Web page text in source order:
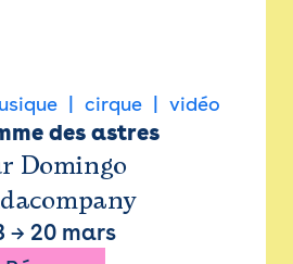
cirque vidéo
des astres
Domingo
→ 20 mars